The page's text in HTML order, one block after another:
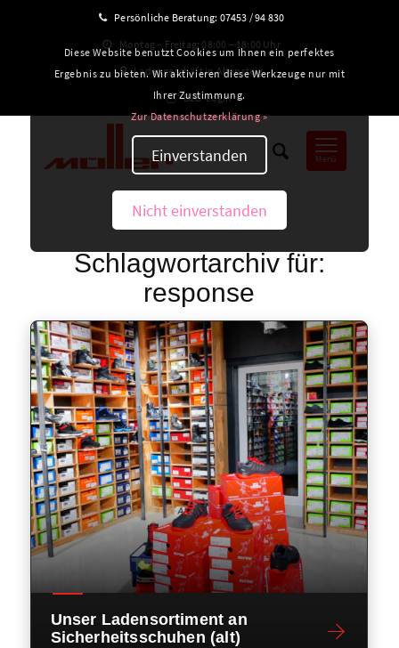
Persönliche Beratung: 07453 / 94 830
Montag – Freitag: 08:00 – 18:00 Uhr
Ladengeschäft in Altensteig
B2B-Login
Menü
Schlagwortarchiv für:
response
Unser Ladensortiment an
Sicherheitsschuhen (alt)
Diese Website benutzt Cookies um Ihnen ein perfektes
Ergebnis zu bieten. Wir aktivieren diese Werkzeuge nur mit
Ihrer Zustimmung.
Zur Datenschutzerklärung »
Einverstanden
Nicht einverstanden